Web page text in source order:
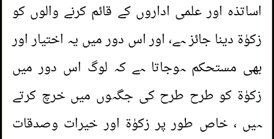
اساتذہ اور علمی اداروں کے قائم کرنے والوں کو
زکوٰۃ دینا جائز ہے، اور اس دور میں یہ اختیار اور
بھی مستحکم ہوجاتا ہے کہ لوگ اس دور میں
زکوٰۃ کو طرح طرح کی جگہوں میں خرچ کرتے
ہیں ، خاص طور پر زکوٰۃ اور خیرات وصدقات